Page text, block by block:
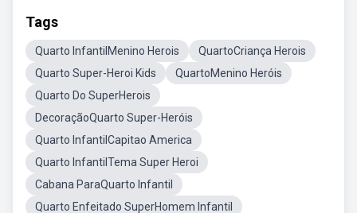
Tags
Quarto InfantilMenino Herois
QuartoCriança Herois
Quarto Super-Heroi Kids
QuartoMenino Heróis
Quarto Do SuperHerois
DecoraçãoQuarto Super-Heróis
Quarto InfantilCapitao America
Quarto InfantilTema Super Heroi
Cabana ParaQuarto Infantil
Quarto Enfeitado SuperHomem Infantil